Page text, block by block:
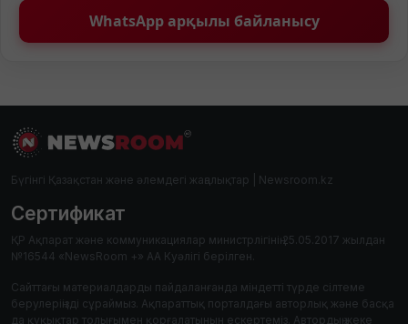
WhatsApp арқылы байланысу
Бүгінгі Қазақстан және әлемдегі жаңалықтар | Newsroom.kz
Сертификат
ҚР Ақпарат және коммуникациялар министрлігінің 25.05.2017 жылдан
№16544 «NewsRoom +» АА Куәлігі берілген.
Сайттағы материалдарды пайдаланғанда міндетті түрде сілтеме
берулеріңізді сұраймыз. Ақпараттық порталдағы авторлық және басқа
да құқықтар толығымен қорғалатынын ескертеміз. Автордың жеке